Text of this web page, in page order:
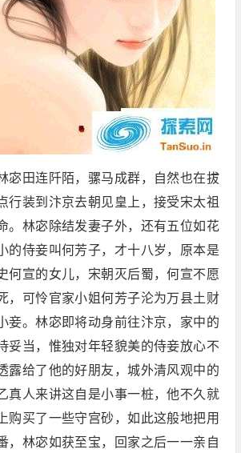
宓田连阡陌，骡马成群，自然也在拔
行装到汴京去朝见皇上，接受宋太祖
。林宓除结发妻子外，还有五位如花
的侍妾叫何芳子，才十八岁，原本是
何宣的女儿，宋朝灭后蜀，何宣不愿
，可怜官家小姐何芳子沦为万县土财
妾。林宓即将动身前往汴京，家中的
妥当，惟独对年轻貌美的侍妾放心不
露给了他的好朋友，城外清风观中的
真人来讲这自是小事一桩，他不久就
购买了一些守宫砂，如此这般地把用
，林宓如获至宝，回家之后一一亲自